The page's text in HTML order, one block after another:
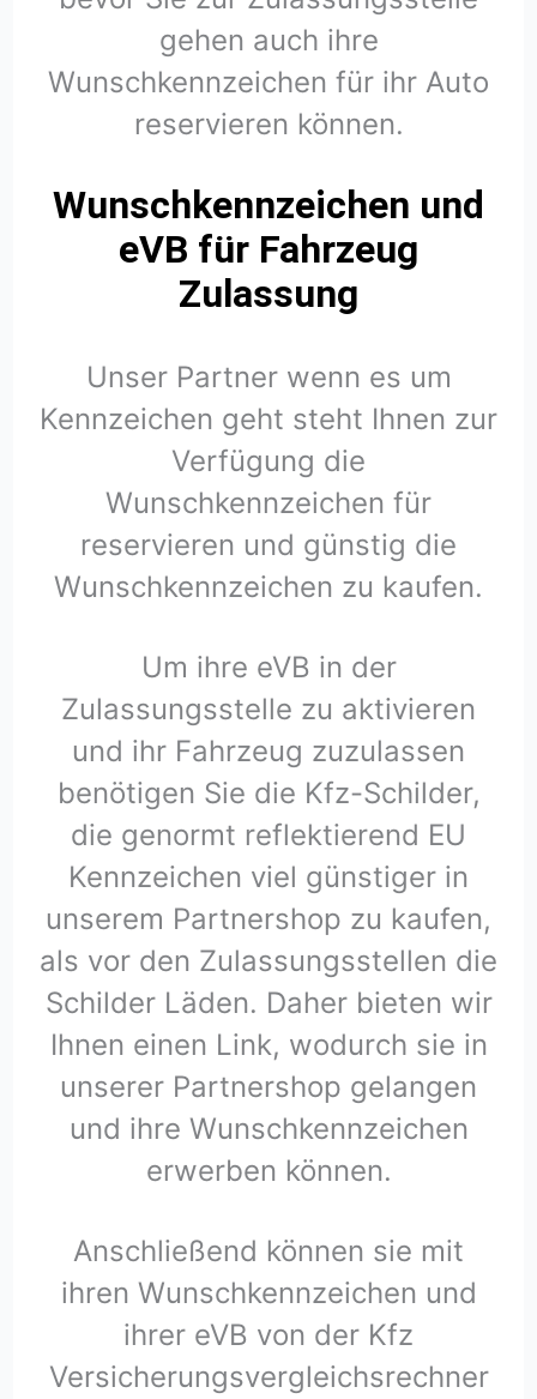
gehen auch ihre
Wunschkennzeichen für ihr Auto
reservieren können.
Wunschkennzeichen und
eVB für Fahrzeug
Zulassung
Unser Partner wenn es um
Kennzeichen geht steht Ihnen zur
Verfügung die
Wunschkennzeichen für
reservieren und günstig die
Wunschkennzeichen zu kaufen.
Um ihre eVB in der
Zulassungsstelle zu aktivieren
und ihr Fahrzeug zuzulassen
benötigen Sie die Kfz-Schilder,
die genormt reflektierend EU
Kennzeichen viel günstiger in
unserem Partnershop zu kaufen,
als vor den Zulassungsstellen die
Schilder Läden. Daher bieten wir
Ihnen einen Link, wodurch sie in
unserer Partnershop gelangen
und ihre Wunschkennzeichen
erwerben können.
Anschließend können sie mit
ihren Wunschkennzeichen und
ihrer eVB von der Kfz
Versicherungsvergleichsrechner